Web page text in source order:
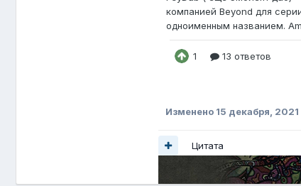
Изменено 15 декабря, 2021
Цитата